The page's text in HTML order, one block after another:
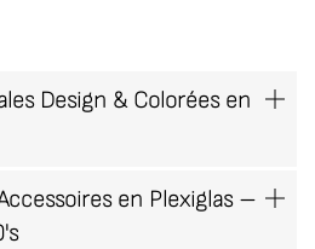
Design & Colorées en

en Plexiglas – 